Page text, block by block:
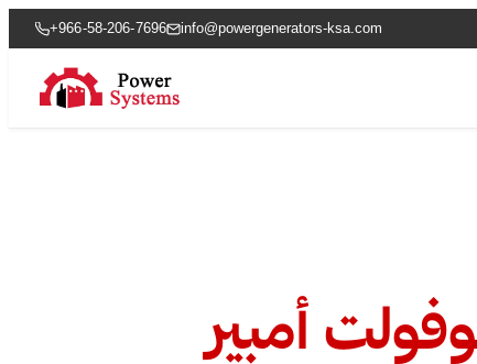
+966-58-206-7696 info@powergenerators-ksa.com
أمبير برايم – 37 كيلوفولت أمبير